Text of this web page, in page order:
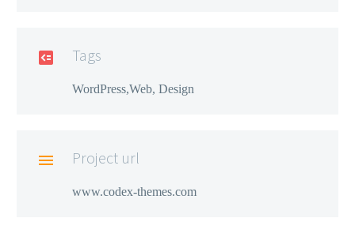
 Tags
WordPress,Web, Design
 Project url
www.codex-themes.com